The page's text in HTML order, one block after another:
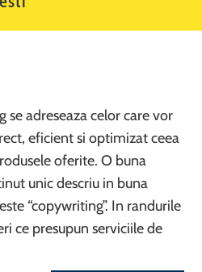
adreseaza celor care vor
eficient si optimizat ceea
oferite. O buna
unic descriu in buna
“copywriting”. In randurile
ce presupun serviciile de